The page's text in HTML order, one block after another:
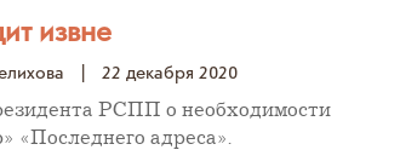
извне
22 декабря 2020
РСПП о необходимости
«Последнего адреса».